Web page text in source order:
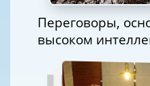
Переговоры,
высоком